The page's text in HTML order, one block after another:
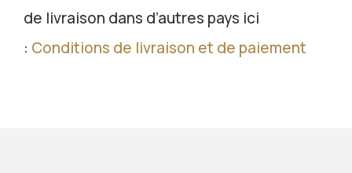
de livraison dans d’autres pays ici
: Conditions de livraison et de paiement